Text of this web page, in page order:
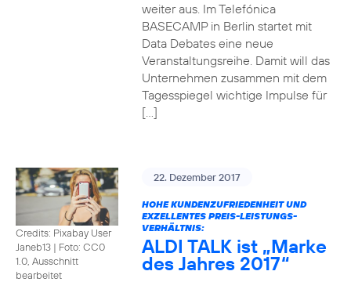
weiter aus. Im Telefónica
BASECAMP in Berlin startet mit
Data Debates eine neue
Veranstaltungsreihe. Damit will das
Unternehmen zusammen mit dem
Tagesspiegel wichtige Impulse für
[…]
Credits: Pixabay User
Janeb13 | Foto: CC0
1.0, Ausschnitt
bearbeitet
22. Dezember 2017
HOHE KUNDENZUFRIEDENHEIT UND
EXZELLENTES PREIS-LEISTUNGS-
VERHÄLTNIS:
ALDI TALK ist „Marke
des Jahres 2017“